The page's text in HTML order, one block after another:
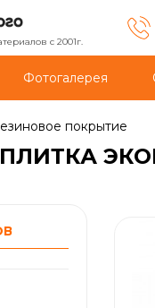
с 2001г.
Фотогалерея
покрытие